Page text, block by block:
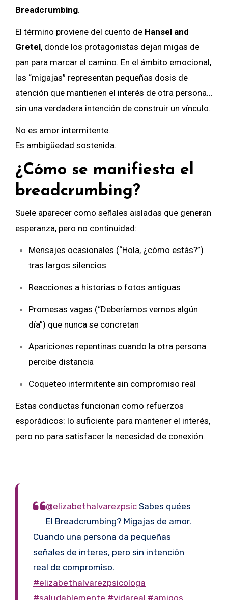
Breadcrumbing.
El término proviene del cuento de Hansel and
Gretel, donde los protagonistas dejan migas de
pan para marcar el camino. En el ámbito emocional,
las “migajas” representan pequeñas dosis de
atención que mantienen el interés de otra persona…
sin una verdadera intención de construir un vínculo.
No es amor intermitente.
Es ambigüedad sostenida.
¿Cómo se manifiesta el
breadcrumbing?
Suele aparecer como señales aisladas que generan
esperanza, pero no continuidad:
Mensajes ocasionales (“Hola, ¿cómo estás?”)
tras largos silencios
Reacciones a historias o fotos antiguas
Promesas vagas (“Deberíamos vernos algún
día”) que nunca se concretan
Apariciones repentinas cuando la otra persona
percibe distancia
Coqueteo intermitente sin compromiso real
Estas conductas funcionan como refuerzos
esporádicos: lo suficiente para mantener el interés,
pero no para satisfacer la necesidad de conexión.
@elizabethalvarezpsic Sabes quées
El Breadcrumbing? Migajas de amor.
Cuando una persona da pequeñas
señales de interes, pero sin intención
real de compromiso.
#elizabethalvarezpsicologa